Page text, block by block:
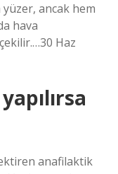
ancak hem
hava
Haz
anafilaktik